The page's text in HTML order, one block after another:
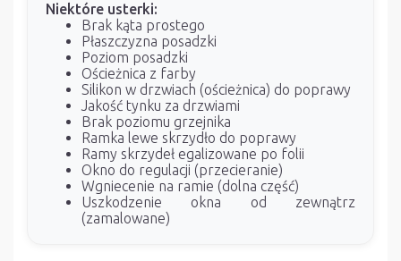
Niektóre usterki:
Brak kąta prostego
Płaszczyzna posadzki
Poziom posadzki
Ościeżnica z farby
Silikon w drzwiach (ościeżnica) do poprawy
Jakość tynku za drzwiami
Brak poziomu grzejnika
Ramka lewe skrzydło do poprawy
Ramy skrzydeł egalizowane po folii
Okno do regulacji (przecieranie)
Wgniecenie na ramie (dolna część)
Uszkodzenie okna od zewnątrz
(zamalowane)